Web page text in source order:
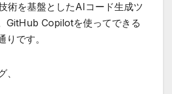
術を基盤としたAIコード生成ツ
GitHub Copilotを使ってできる
りです。